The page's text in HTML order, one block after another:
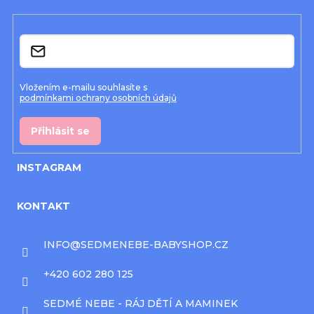
Vložením e-mailu souhlasíte s
podmínkami ochrany osobních údajů
Přihlásit se
INSTAGRAM
KONTAKT
INFO@SEDMENEBE-BABYSHOP.CZ
+420 602 280 125
SEDMÉ NEBE - RÁJ DĚTÍ A MAMINEK